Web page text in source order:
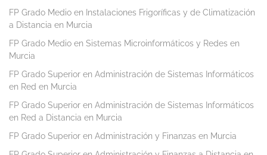
FP Grado Medio en Instalaciones Frigoríficas y de Climatización
a Distancia en Murcia
FP Grado Medio en Sistemas Microinformáticos y Redes en
Murcia
FP Grado Superior en Administración de Sistemas Informáticos
en Red en Murcia
FP Grado Superior en Administración de Sistemas Informáticos
en Red a Distancia en Murcia
FP Grado Superior en Administración y Finanzas en Murcia